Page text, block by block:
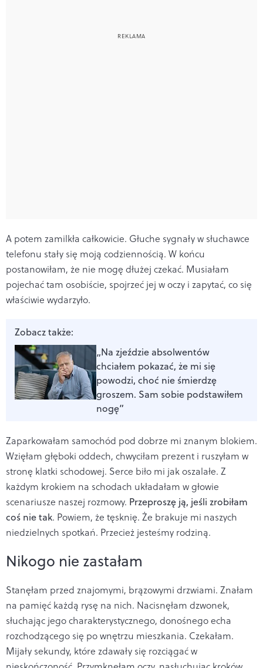
A potem zamilkła całkowicie. Głuche sygnały w słuchawce
telefonu stały się moją codziennością. W końcu
postanowiłam, że nie mogę dłużej czekać. Musiałam
pojechać tam osobiście, spojrzeć jej w oczy i zapytać, co się
właściwie wydarzyło.
Zobacz także:
„Na zjeździe absolwentów
chciałem pokazać, że mi się
powodzi, choć nie śmierdzę
groszem. Sam sobie podstawiłem
nogę”
Zaparkowałam samochód pod dobrze mi znanym blokiem.
Wzięłam głęboki oddech, chwyciłam prezent i ruszyłam w
stronę klatki schodowej. Serce biło mi jak oszalałe. Z
każdym krokiem na schodach układałam w głowie
scenariusze naszej rozmowy. Przeproszę ją, jeśli zrobiłam
coś nie tak. Powiem, że tęsknię. Że brakuje mi naszych
niedzielnych spotkań. Przecież jesteśmy rodziną.
Nikogo nie zastałam
Stanęłam przed znajomymi, brązowymi drzwiami. Znałam
na pamięć każdą rysę na nich. Nacisnęłam dzwonek,
słuchając jego charakterystycznego, donośnego echa
rozchodzącego się po wnętrzu mieszkania. Czekałam.
Mijały sekundy, które zdawały się rozciągać w